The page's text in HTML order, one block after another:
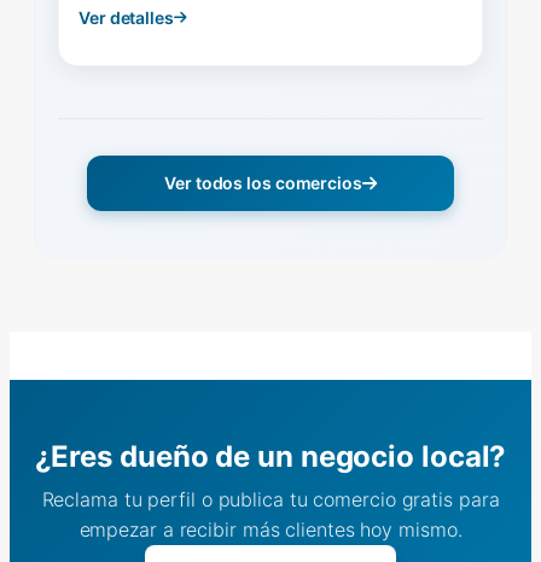
Ver detalles
Ver todos los comercios
¿Eres dueño de un negocio local?
Reclama tu perfil o publica tu comercio gratis para
empezar a recibir más clientes hoy mismo.